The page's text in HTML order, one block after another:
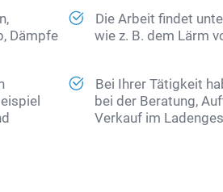
Dämpfe
Die Arbeit findet
wie z. B. dem Lärm
Bei Ihrer Tätigkeit
bei der Beratung,
Verkauf im